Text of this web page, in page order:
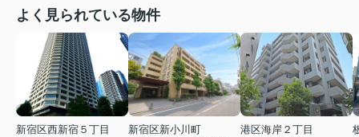
よく見られている物件
新宿区西新宿５丁目
新宿区新小川町
港区海岸２丁目